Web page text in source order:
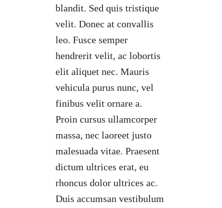
blandit. Sed quis tristique
velit. Donec at convallis
leo. Fusce semper
hendrerit velit, ac lobortis
elit aliquet nec. Mauris
vehicula purus nunc, vel
finibus velit ornare a.
Proin cursus ullamcorper
massa, nec laoreet justo
malesuada vitae. Praesent
dictum ultrices erat, eu
rhoncus dolor ultrices ac.
Duis accumsan vestibulum